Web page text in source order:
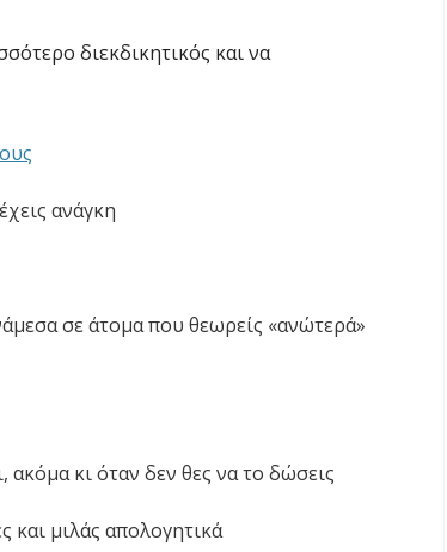
διεκδικητικός και να
ανάγκη
σε άτομα που θεωρείς «ανώτερά»
ακόμα κι όταν δεν θες να το δώσεις
και μιλάς απολογητικά